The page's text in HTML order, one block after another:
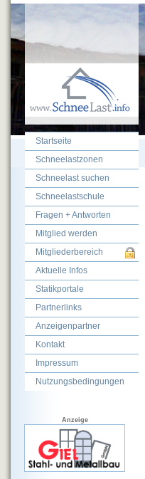
Startseite
Schneelastzonen
Schneelast suchen
Schneelastschule
Fragen + Antworten
Mitglied werden
Mitgliederbereich
Aktuelle Infos
Statikportale
Partnerlinks
Anzeigenpartner
Kontakt
Impressum
Nutzungsbedingungen
Anzeige